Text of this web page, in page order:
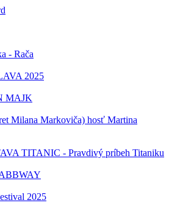
- Rača
2025
MAJK
Milana Markoviča) hosť Martina
TITANIC - Pravdivý príbeh Titaniku
2025